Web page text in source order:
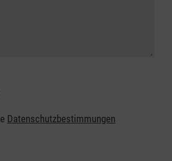
Datenschutzbestimmungen